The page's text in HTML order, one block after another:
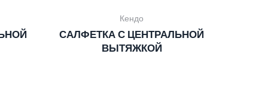
Кендо
САЛФЕТКА С ЦЕНТРАЛЬНОЙ
ВЫТЯЖКОЙ